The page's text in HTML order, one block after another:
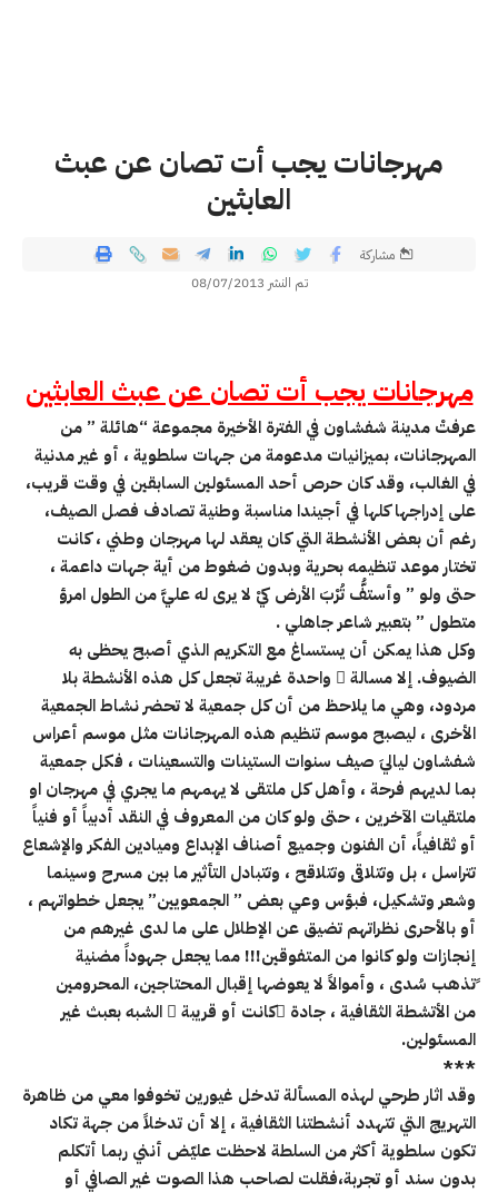
مهرجانات يجب أت تصان عن عبث
العابثين
تم النشر 08/07/2013
مشاركة
مهرجانات يجب أت تصان عن عبث العابثين
عرفتْ مدينة شفشاون في الفترة الأخيرة مجموعة “هائلة ” من
المهرجانات، بميزانيات مدعومة من جهات سلطوية ، أو غير مدنية
في الغالب، وقد كان حرص أحد المسئولين السابقين في وقت قريب،
على إدراجها كلها في أجيندا مناسبة وطنية تصادف فصل الصيف،
رغم أن بعض الأنشطة التي كان يعقد لها مهرجان وطني ، كانت
تختار موعد تنظيمه بحرية وبدون ضغوط من أية جهات داعمة ،
حتى ولو ” وأستفُّ تُرْبَ الأرض كيْ لا يرى له عليَّ من الطول امرؤ
متطول ” بتعبير شاعر جاهلي .
وكل هذا يمكن أن يستساغ مع التكريم الذي أصبح يحظى به
الضيوف. إلا مسالة ً واحدة غريبة تجعل كل هذه الأنشطة بلا
مردود، وهي ما يلاحظ من أن كل جمعية لا تحضر نشاط الجمعية
الأخرى ، ليصبح موسم تنظيم هذه المهرجانات مثل موسم أعراس
شفشاون لياليَ صيف سنوات الستينات والتسعينات ، فكل جمعية
بما لديهم فرحة ، وأهل كل ملتقى لا يهمهم ما يجري في مهرجان او
ملتقيات الآخرين ، حتى ولو كان من المعروف في النقد أدبياً أو فنياً
أو ثقافياً، أن الفنون وجميع أصناف الإبداع وميادين الفكر والإشعاع
تتراسل ، بل وتتلاقى وتتلاقح ، وتتبادل التأثير ما بين مسرح وسينما
وشعر وتشكيل، فبؤس وعي بعض ” الجمعويين” يجعل خطواتهم ،
أو بالأحرى نظراتهم تضيق عن الإطلال على ما لدى غيرهم من
إنجازات ولو كانوا من المتفوقين!!! مما يجعل جهوداً مضنية
ًتذهب سُدى ، وأموالاً لا يعوضها إقبال المحتاجين، المحرومين
من الأتشطة الثقافية ، جادة ًكانت أو قريبة َ الشبه بعبث غير
المسئولين.
***
وقد اثار طرحي لهذه المسألة تدخل غيورين تخوفوا معي من ظاهرة
التهريج التي تتهدد أنشطتنا الثقافية ، إلا أن تدخلاً من جهة تكاد
تكون سلطوية أكثر من السلطة لاحظت عليّض أنني ربما أتكلم
بدون سند أو تجربة،فقلت لصاحب هذا الصوت غير الصافي أو